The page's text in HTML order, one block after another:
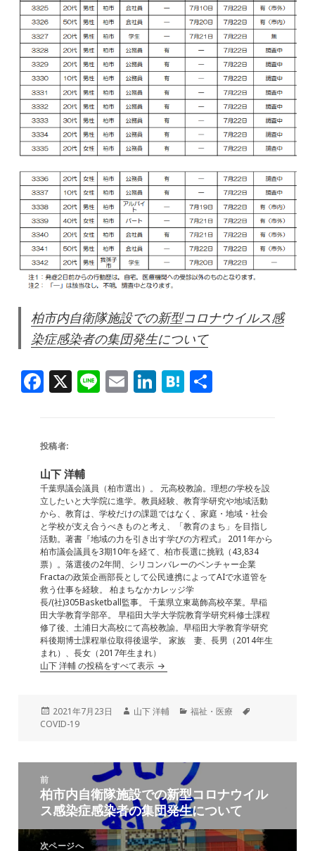
柏市内自衛隊施設での新型コロナウイルス感
染症感染者の集団発生について
F
e
b
o
o
k
X Li E Li
n
H
投稿者:
山下 洋輔
千葉県議会議員（柏市選出）。 元高校教諭。理想の学校を設
立したいと大学院に進学。教員経験、教育学研究や地域活動
から、教育は、学校だけの課題ではなく、家庭・地域・社会
と学校が支え合うべきものと考え、「教育のまち」を目指し
活動。著書『地域の力を引き出す学びの方程式』 2011年から
柏市議会議員を3期10年を経て、柏市長選に挑戦（43,834
票）。落選後の2年間、シリコンバレーのベンチャー企業
Fractaの政策企画部長として公民連携によってAIで水道管を
救う仕事を経験。 柏まちなかカレッジ学
長/(社)305Basketball監事。 千葉県立東葛飾高校卒業。早稲
田大学教育学部卒。 早稲田大学大学院教育学研究科修士課程
修了後、土浦日大高校にて高校教諭。早稲田大学教育学研究
科後期博士課程単位取得後退学。 家族 妻、長男（2014年生
まれ）、長女（2017年生まれ）
山下 洋輔 の投稿をすべて表示
投
稿
2021年7月23日
作
山下 洋輔
カ
ー
福祉・医療
COVID-19
ゲ
前
前
の
投
稿:
柏市内自衛隊施設での新型コロナウイル
ス感染症感染者の集団発生について
次ページへ